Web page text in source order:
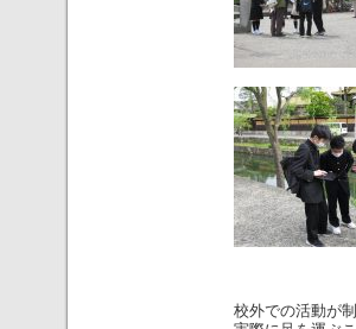
校外での活動が